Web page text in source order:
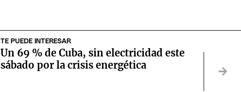
TE PUEDE INTERESAR
Un 69 % de Cuba, sin electricidad este
sábado por la crisis energética